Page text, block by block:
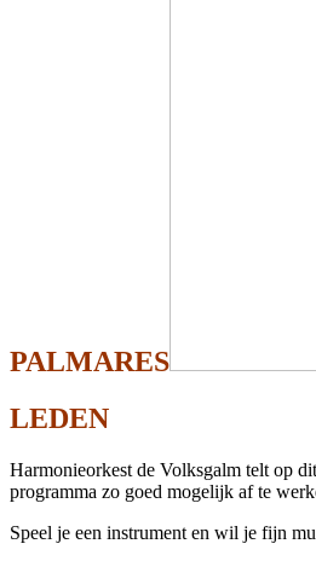
PALMARES
LEDEN
Harmonieorkest de Volksgalm telt op
programma zo goed mogelijk af te
Speel je een instrument en wil je fijn